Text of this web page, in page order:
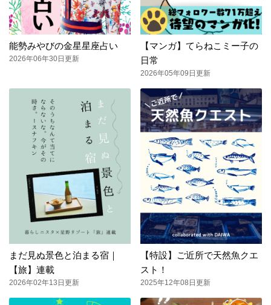
能勢みやびの金星星座占い
2026年06年30日更新
【マンガ】てらねこミー子の
日常
2026年05年09日更新
まだ見ぬ景色と泊まる宿｜
【旅】連載
2026年02年13日更新
【特設】ご近所で天然魚クエ
スト！
2025年12年08日更新